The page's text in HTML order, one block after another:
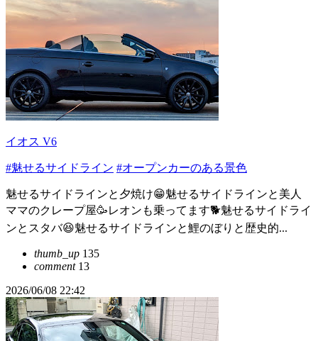
イオス V6
#魅せるサイドライン #オープンカーのある景色
魅せるサイドラインと夕焼け😁魅せるサイドラインと美人
ママのクレープ屋🥳レオンも乗ってます🐕魅せるサイドライ
ンとスタバ😆魅せるサイドラインと鯉のぼりと歴史的...
thumb_up 135
comment13
2026/06/08 22:42